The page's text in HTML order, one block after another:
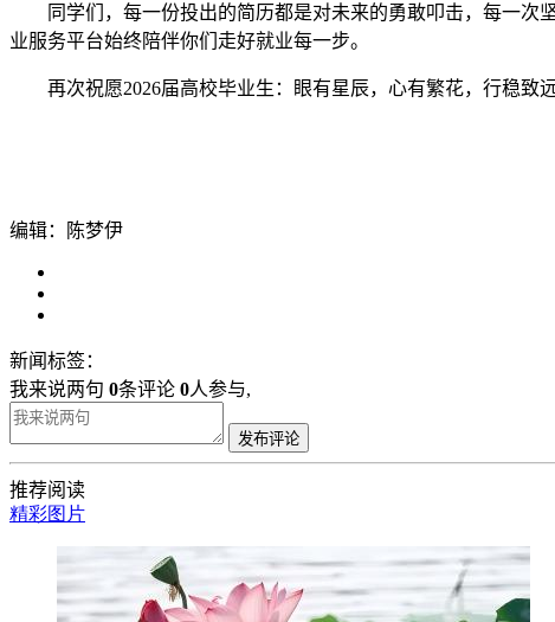
同学们，每一份投出的简历都是对未来的勇敢叩击，每一次
业服务平台始终陪伴你们走好就业每一步。
再次祝愿2026届高校毕业生：眼有星辰，心有繁花，行稳致远
编辑：陈梦伊
新闻标签：
我来说两句 0条评论 0人参与,
发布评论
推荐阅读